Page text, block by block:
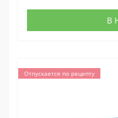
В
Отпускается по рецепту